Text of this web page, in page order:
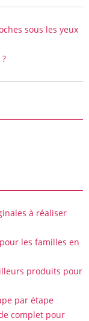
sous les yeux
à réaliser
les familles en
produits pour
par étape
complet pour